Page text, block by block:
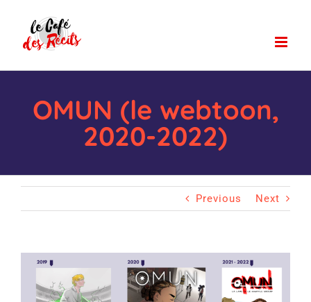
contenu
OMUN (le webtoon,
2020-2022)
Previous Next